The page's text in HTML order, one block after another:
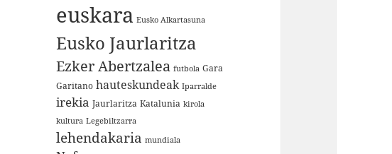
euskara Eusko Alkartasuna
Eusko Jaurlaritza
Ezker Abertzalea futbola Gara
Garitano hauteskundeak Iparralde
irekia Jaurlaritza Katalunia kirola
kultura Legebiltzarra
lehendakaria mundiala